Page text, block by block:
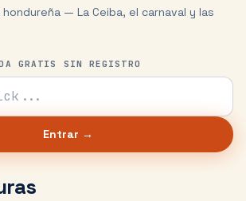
— La Ceiba, el carnaval y las
GRATIS SIN REGISTRO
Entrar →